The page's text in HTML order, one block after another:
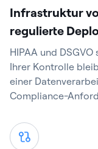
Infrastruktur
regulierte
HIPAA und
Ihrer Kontrolle
einer
Compliance-